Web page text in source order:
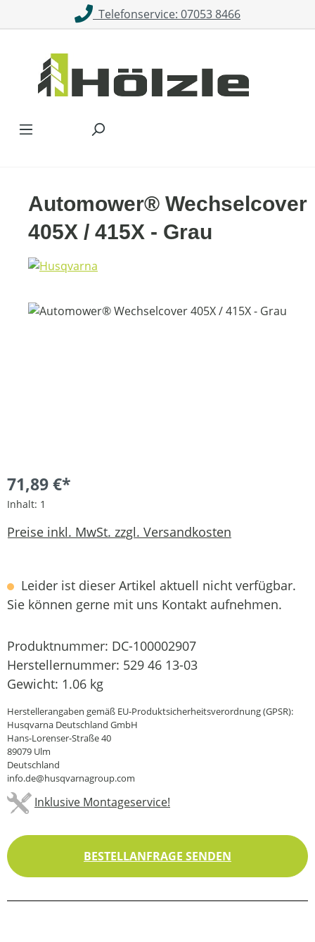
Zum Hauptinhalt springenTelefonservice: 07053 8466
Automower® Wechselcover
405X / 415X - Grau
Bildergalerie überspringen
71,89 €*
Inhalt: 1
Preise inkl. MwSt. zzgl. Versandkosten
Leider ist dieser Artikel aktuell nicht verfügbar.
Sie können gerne mit uns Kontakt aufnehmen.
Produktnummer: DC-100002907
Herstellernummer: 529 46 13-03
Gewicht: 1.06 kg
Herstellerangaben gemäß EU-Produktsicherheitsverordnung (GPSR):
Husqvarna Deutschland GmbH
Hans-Lorenser-Straße 40
89079 Ulm
Deutschland
info.de@husqvarnagroup.com
Inklusive Montageservice!
BESTELLANFRAGE SENDEN